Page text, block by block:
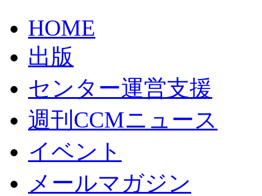
HOME
出版
センター運営支援
週刊CCMニュース
イベント
メールマガジン